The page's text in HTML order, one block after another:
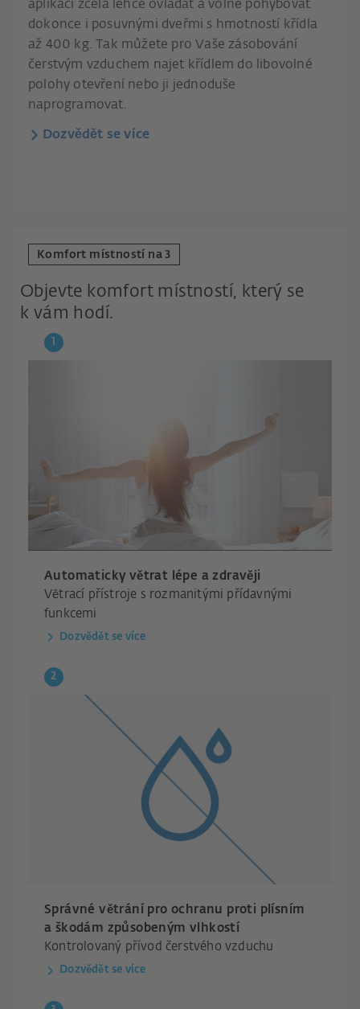
aplikací zcela lehce ovládat a volně pohybovat
dokonce i posuvnými dveřmi s hmotností křídla
až 400 kg. Tak můžete pro Vaše zásobování
čerstvým vzduchem najet křídlem do libovolné
polohy otevření nebo ji jednoduše
naprogramovat.
Dozvědět se více
Komfort místností na 3
Objevte komfort místností, který se
k vám hodí.
Automaticky větrat lépe a zdravěji
Větrací přístroje s rozmanitými přídavnými
funkcemi
Dozvědět se více
Správné větrání pro ochranu proti plísním
a škodám způsobeným vlhkostí
Kontrolovaný přívod čerstvého vzduchu
Dozvědět se více